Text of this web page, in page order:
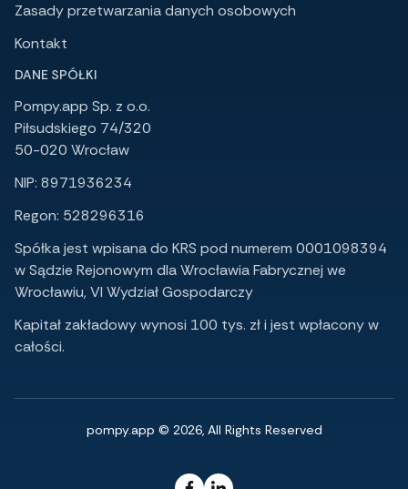
Zasady przetwarzania danych osobowych
Kontakt
DANE SPÓŁKI
Pompy.app Sp. z o.o.
Piłsudskiego 74/320
50-020 Wrocław
NIP: 8971936234
Regon: 528296316
Spółka jest wpisana do KRS pod numerem 0001098394
w Sądzie Rejonowym dla Wrocławia Fabrycznej we
Wrocławiu, VI Wydział Gospodarczy
Kapitał zakładowy wynosi 100 tys. zł i jest wpłacony w
całości.
pompy.app © 2026, All Rights Reserved